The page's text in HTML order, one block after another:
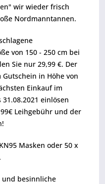
wir wieder frisch
Nordmanntannen.
von 150 - 250 cm bei
Sie nur 29,99 €. Der
in Höhe von
Einkauf im
einlösen
Leihgebühr und der
Masken oder 50 x
und besinnliche